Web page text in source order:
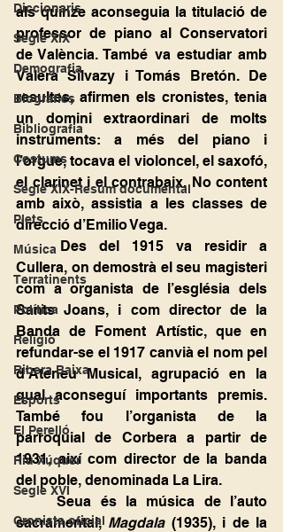
Diccionaris
Segle XIX
Demografia
Biografies
Bibliografia
Costums
Segle XIX-Resum documental
Plets
Música
Terratinents
Política
Religió
Ribera Baixa
Esports
El Perelló
Riu Xúquer
Segle XVI
Cronista oficial
als quinze aconseguia la titulació de
professor de piano al Conservatori
de València. També va estudiar amb
Valera Silvazy i Tomás Bretón. De
resultes, afirmen els cronistes, tenia
un domini extraordinari de molts
instruments: a més del piano i
l’orgue, tocava el violoncel, el saxofó,
el clarinet i el contrabaix. No content
amb això, assistia a les classes de
direcció d’Emilio Vega.
	Des del 1915 va residir a
Cullera, on demostrà el seu magisteri
com a organista de l’església dels
Sants Joans, i com director de la
Banda de Foment Artístic, que en
refundar-se el 1917 canvià el nom pel
d’Ateneu Musical, agrupació en la
qual aconseguí importants premis.
També fou l’organista de la
parroquial de Corbera a partir de
1931, així com director de la banda
del poble, denominada La Lira.
	Seua és la música de l’auto
sacramental, Magdala (1935), i de la